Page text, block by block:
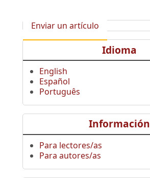
Enviar un artículo
Idioma
English
Español
Português
Información
Para lectores/as
Para autores/as